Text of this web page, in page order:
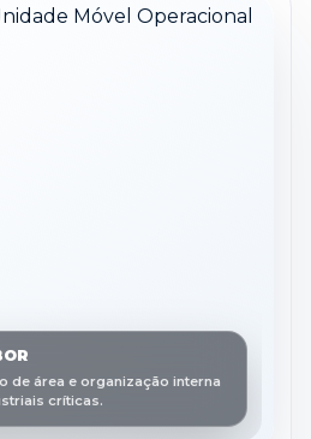
de área e organização interna
críticas.